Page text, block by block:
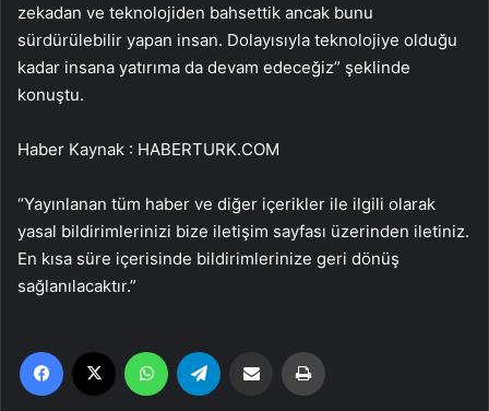
zekadan ve teknolojiden bahsettik ancak bunu
sürdürülebilir yapan insan. Dolayısıyla teknolojiye olduğu
kadar insana yatırıma da devam edeceğiz” şeklinde
konuştu.
Haber Kaynak : HABERTURK.COM
“Yayınlanan tüm haber ve diğer içerikler ile ilgili olarak
yasal bildirimlerinizi bize iletişim sayfası üzerinden iletiniz.
En kısa süre içerisinde bildirimlerinize geri dönüş
sağlanılacaktır.”
Facebook WhatsApp Email'den paylaş